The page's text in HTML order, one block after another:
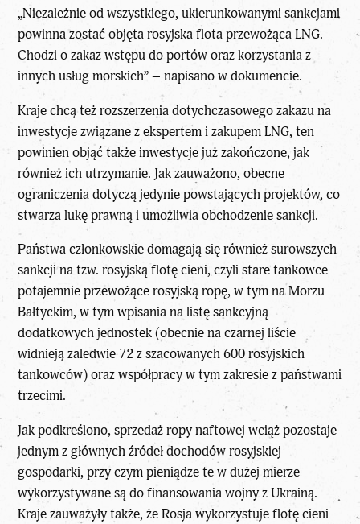
„Niezależnie od wszystkiego, ukierunkowanymi sankcjami
powinna zostać objęta rosyjska flota przewożąca LNG.
Chodzi o zakaz wstępu do portów oraz korzystania z
innych usług morskich” – napisano w dokumencie.
Kraje chcą też rozszerzenia dotychczasowego zakazu na
inwestycje związane z ekspertem i zakupem LNG, ten
powinien objąć także inwestycje już zakończone, jak
również ich utrzymanie. Jak zauważono, obecne
ograniczenia dotyczą jedynie powstających projektów, co
stwarza lukę prawną i umożliwia obchodzenie sankcji.
Państwa członkowskie domagają się również surowszych
sankcji na tzw. rosyjską flotę cieni, czyli stare tankowce
potajemnie przewożące rosyjską ropę, w tym na Morzu
Bałtyckim, w tym wpisania na listę sankcyjną
dodatkowych jednostek (obecnie na czarnej liście
widnieją zaledwie 72 z szacowanych 600 rosyjskich
tankowców) oraz współpracy w tym zakresie z państwami
trzecimi.
Jak podkreślono, sprzedaż ropy naftowej wciąż pozostaje
jednym z głównych źródeł dochodów rosyjskiej
gospodarki, przy czym pieniądze te w dużej mierze
wykorzystywane są do finansowania wojny z Ukrainą.
Kraje zauważyły także, że Rosja wykorzystuje flotę cieni